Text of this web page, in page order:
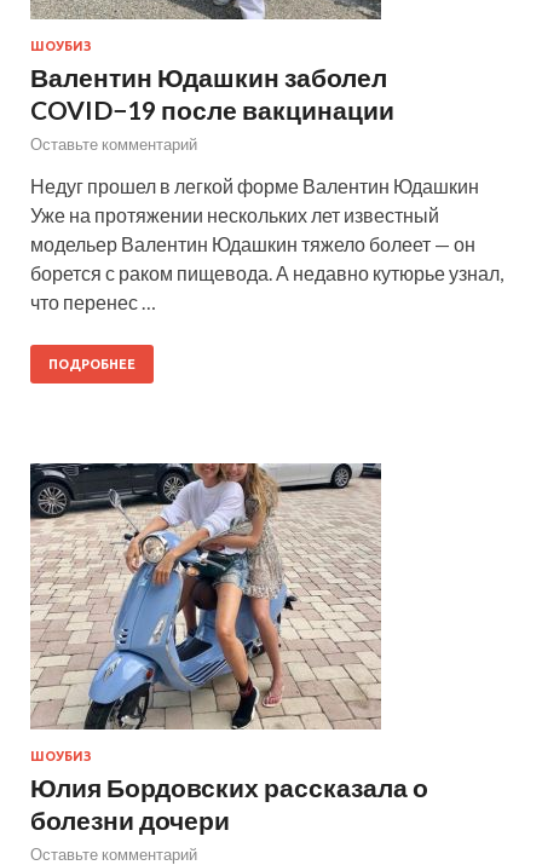
ШОУБИЗ
Валентин Юдашкин заболел
COVID−19 после вакцинации
Оставьте комментарий
Недуг прошел в легкой форме Валентин Юдашкин
Уже на протяжении нескольких лет известный
модельер Валентин Юдашкин тяжело болеет — он
борется с раком пищевода. А недавно кутюрье узнал,
что перенес …
ПОДРОБНЕЕ
ШОУБИЗ
Юлия Бордовских рассказала о
болезни дочери
Оставьте комментарий